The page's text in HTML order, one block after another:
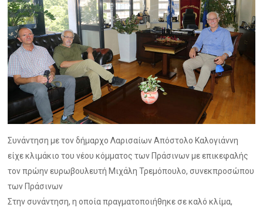
Συνάντηση με τον δήμαρχο Λαρισαίων Απόστολο Καλογιάννη
είχε κλιμάκιο του νέου κόμματος των Πράσινων με επικεφαλής
τον πρώην ευρωβουλευτή Μιχάλη Τρεμόπουλο, συνεκπροσώπου
των Πράσινων
Στην συνάντηση, η οποία πραγματοποιήθηκε σε καλό κλίμα,